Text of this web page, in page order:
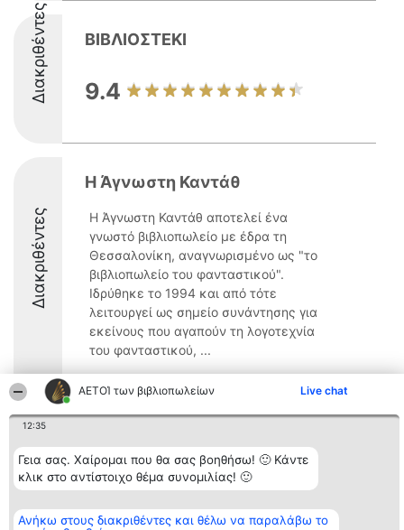
ΑΕΤΟΊ των βιβλιοπωλείων Live chat
12:35
Γεια σας. Χαίρομαι που θα σας βοηθήσω! 🙂 Κάντε
κλικ στο αντίστοιχο θέμα συνομιλίας! 🙂
Ανήκω στους διακριθέντες και θέλω να παραλάβω το
Διακριθέντες ΒΙΒΛΙΟΣΤΕΚΙ
9.4
Διακριθέντες
Η Άγνωστη Καντάθ
Η Άγνωστη Καντάθ αποτελεί ένα
γνωστό βιβλιοπωλείο με έδρα τη
Θεσσαλονίκη, αναγνωρισμένο ως "το
βιβλιοπωλείο του φανταστικού".
Ιδρύθηκε το 1994 και από τότε
λειτουργεί ως σημείο συνάντησης για
εκείνους που αγαπούν τη λογοτεχνία
του φανταστικού, ...
10
Διοργανωτής της
κατάταξης
BEAUTIFUL COMPANY
Μονοπρόσωπη ΙΚΕ
2104128019
email:
Κατάταξη
Διακριθέντες
Λίστα όλων
Μεθοδολογία
Επικοινωνία
Επικοινωνία